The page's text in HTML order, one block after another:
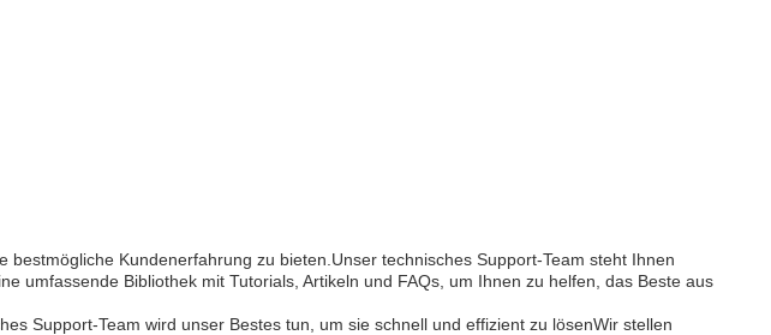
Kundenerfahrung zu bieten.Unser technisches Support-Team steht Ihnen
umfassende Bibliothek mit Tutorials, Artikeln und FAQs, um Ihnen zu helfen, das Beste aus
Support-Team wird unser Bestes tun, um sie schnell und effizient zu lösenWir stellen